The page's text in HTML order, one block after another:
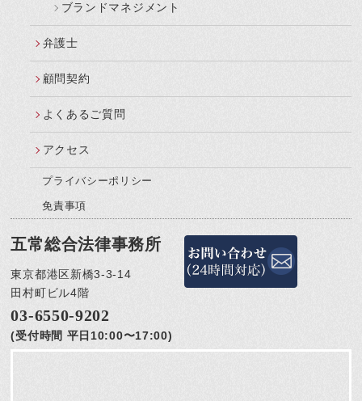
ブランドマネジメント
弁護士
顧問契約
よくあるご質問
アクセス
プライバシーポリシー
免責事項
五常総合法律事務所
東京都港区新橋3-3-14
田村町ビル4階
03-6550-9202
(受付時間 平日10:00〜17:00)